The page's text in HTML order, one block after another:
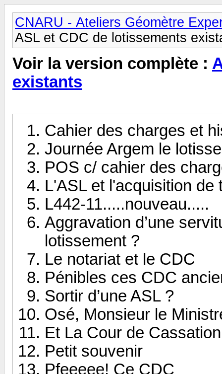
CNARU - Ateliers Géomètre
ASL et CDC de lotissements
Voir la version complète :
existants
Cahier des charges et
Journée Argem le
POS c/ cahier des
L'ASL et l'acquisition
L442-11.....nouveau.....
Aggravation d’une
lotissement ?
Le notariat et le CDC
Pénibles ces CDC
Sortir d’une ASL ?
Osé, Monsieur le
Et La Cour de
Petit souvenir
Pfeeeee! Ce CDC